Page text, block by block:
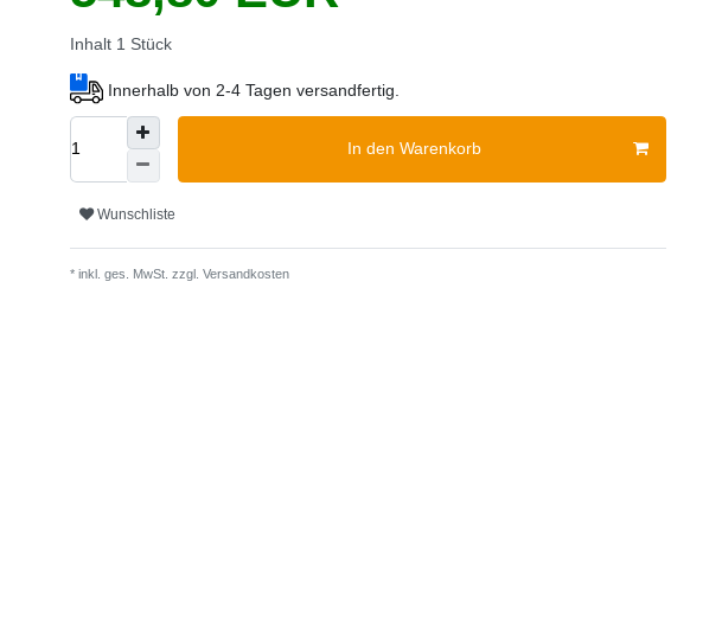
Inhalt 1 Stück
Innerhalb von 2-4 Tagen versandfertig.
In den Warenkorb
Wunschliste
* inkl. ges. MwSt. zzgl. Versandkosten